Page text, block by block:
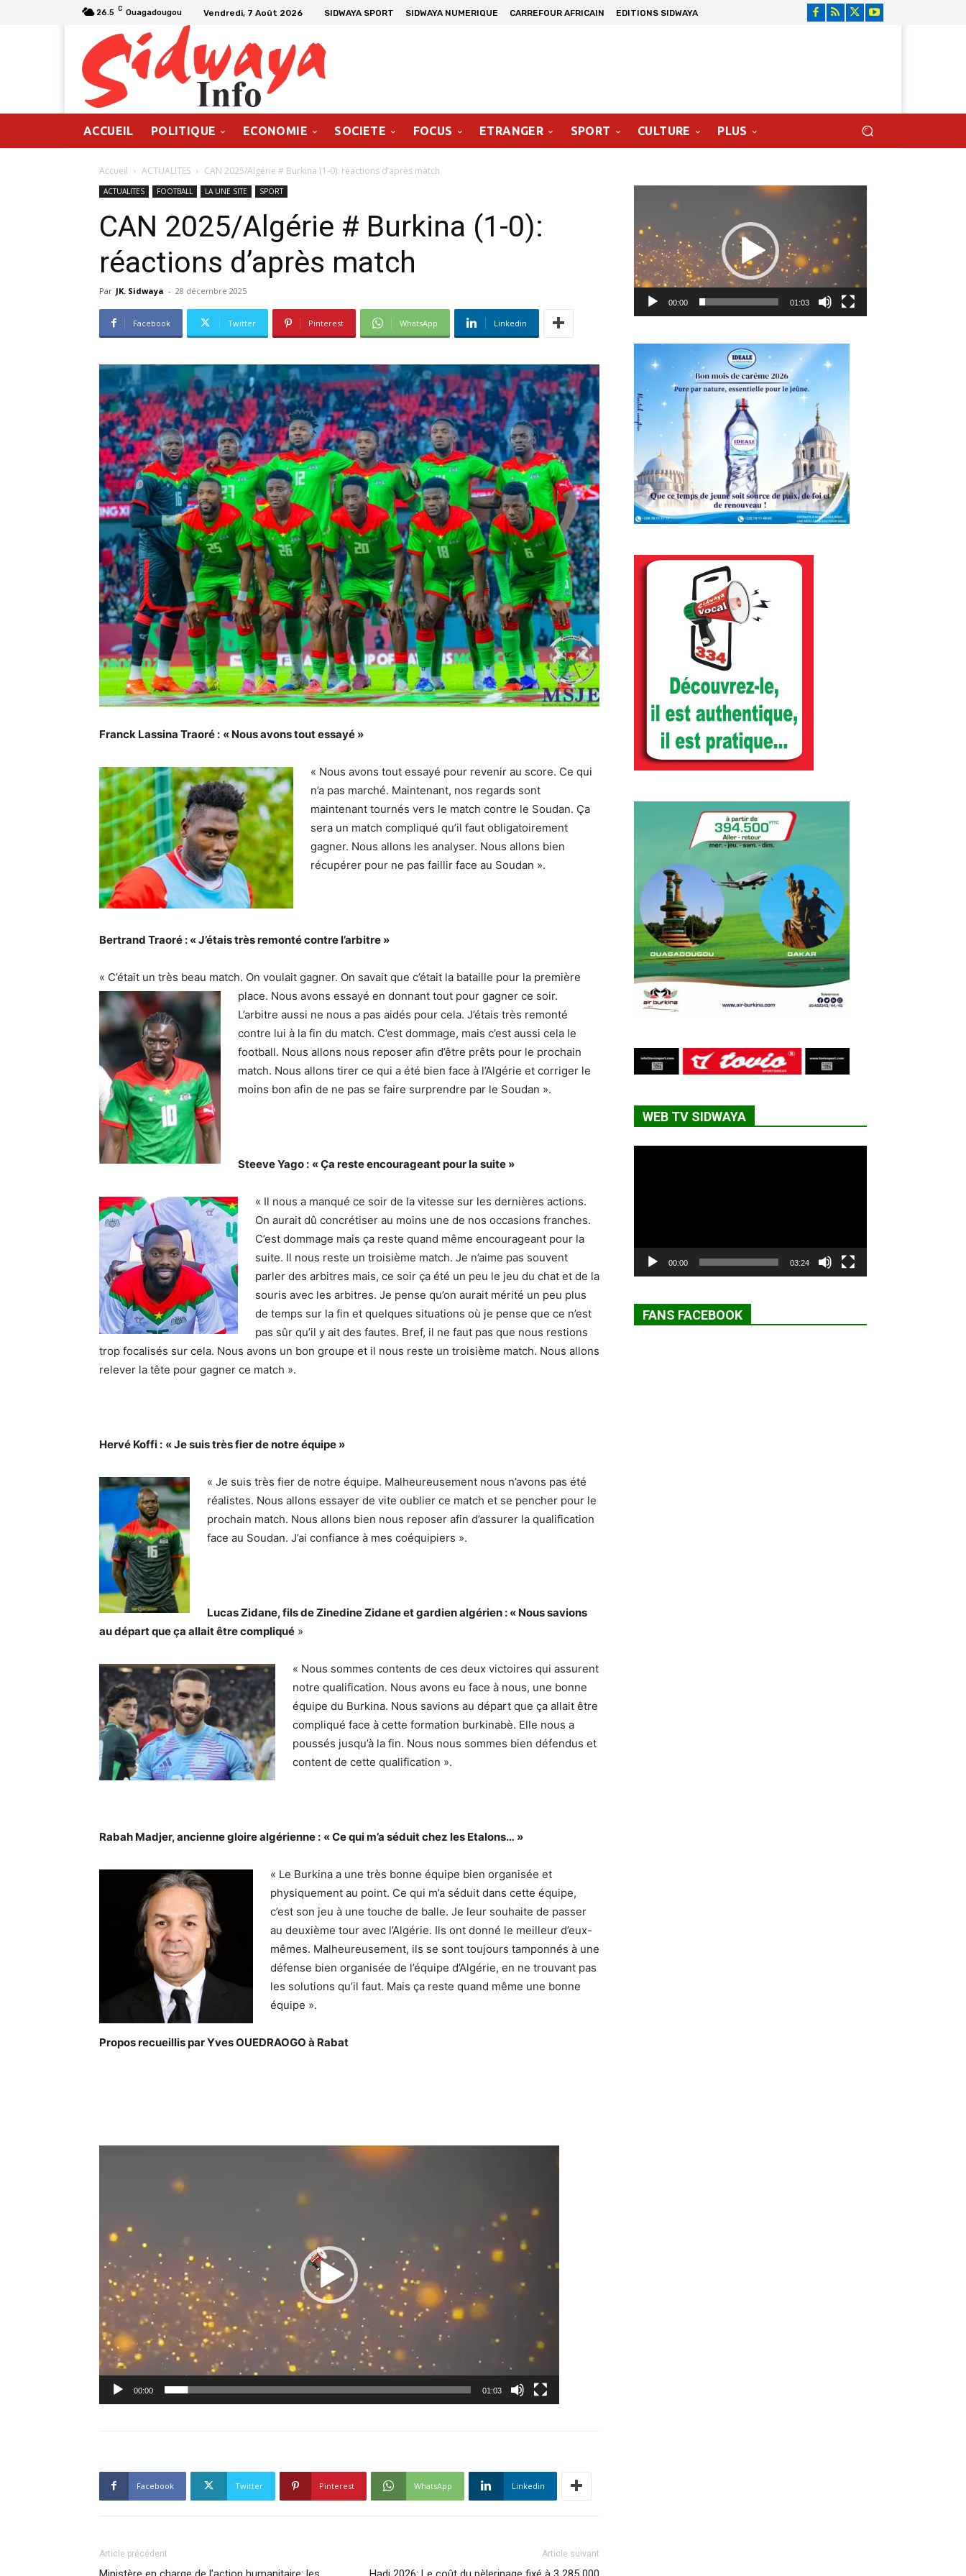
26.5 C Ouagadougou Vendredi, 7 Août 2026 SIDWAYA SPORT SIDWAYA NUMERIQUE CARREFOUR AFRICAIN EDITIONS SIDWAYA
ACCUEIL POLITIQUE ECONOMIE SOCIETE FOCUS ETRANGER SPORT CULTURE PLUS
Accueil ACTUALITES CAN 2025/Algérie # Burkina (1-0): réactions d’après match
ACTUALITES FOOTBALL LA UNE SITE SPORT
CAN 2025/Algérie # Burkina (1-0):
réactions d’après match
Par JK. Sidwaya - 28 décembre 2025
Facebook Twitter Pinterest WhatsApp Linkedin
Franck Lassina Traoré : « Nous avons tout essayé »
« Nous avons tout essayé pour revenir au score. Ce qui
n’a pas marché. Maintenant, nos regards sont
maintenant tournés vers le match contre le Soudan. Ça
sera un match compliqué qu’il faut obligatoirement
gagner. Nous allons les analyser. Nous allons bien
récupérer pour ne pas faillir face au Soudan ».
Bertrand Traoré : « J’étais très remonté contre l’arbitre »
« C’était un très beau match. On voulait gagner. On savait que c’était la bataille pour la première
place. Nous avons essayé en donnant tout pour gagner ce soir.
L’arbitre aussi ne nous a pas aidés pour cela. J’étais très remonté
contre lui à la fin du match. C’est dommage, mais c’est aussi cela le
football. Nous allons nous reposer afin d’être prêts pour le prochain
match. Nous allons tirer ce qui a été bien face à l’Algérie et corriger le
moins bon afin de ne pas se faire surprendre par le Soudan ».
Steeve Yago : « Ça reste encourageant pour la suite »
« Il nous a manqué ce soir de la vitesse sur les dernières actions.
On aurait dû concrétiser au moins une de nos occasions franches.
C’est dommage mais ça reste quand même encourageant pour la
suite. Il nous reste un troisième match. Je n’aime pas souvent
parler des arbitres mais, ce soir ça été un peu le jeu du chat et de la
souris avec les arbitres. Je pense qu’on aurait mérité un peu plus
de temps sur la fin et quelques situations où je pense que ce n’est
pas sûr qu’il y ait des fautes. Bref, il ne faut pas que nous restions
trop focalisés sur cela. Nous avons un bon groupe et il nous reste un troisième match. Nous allons
relever la tête pour gagner ce match ».
Hervé Koffi : « Je suis très fier de notre équipe »
« Je suis très fier de notre équipe. Malheureusement nous n’avons pas été
réalistes. Nous allons essayer de vite oublier ce match et se pencher pour le
prochain match. Nous allons bien nous reposer afin d’assurer la qualification
face au Soudan. J’ai confiance à mes coéquipiers ».
Lucas Zidane, fils de Zinedine Zidane et gardien algérien : « Nous savions
au départ que ça allait être compliqué »
« Nous sommes contents de ces deux victoires qui assurent
notre qualification. Nous avons eu face à nous, une bonne
équipe du Burkina. Nous savions au départ que ça allait être
compliqué face à cette formation burkinabè. Elle nous a
poussés jusqu’à la fin. Nous nous sommes bien défendus et
content de cette qualification ».
Rabah Madjer, ancienne gloire algérienne : « Ce qui m’a séduit chez les Etalons… »
« Le Burkina a une très bonne équipe bien organisée et
physiquement au point. Ce qui m’a séduit dans cette équipe,
c’est son jeu à une touche de balle. Je leur souhaite de passer
au deuxième tour avec l’Algérie. Ils ont donné le meilleur d’eux-
mêmes. Malheureusement, ils se sont toujours tamponnés à une
défense bien organisée de l’équipe d’Algérie, en ne trouvant pas
les solutions qu’il faut. Mais ça reste quand même une bonne
équipe ».
Propos recueillis par Yves OUEDRAOGO à Rabat
Lecteur
00:00 01:03
Facebook Twitter Pinterest WhatsApp Linkedin
Article précédent Article suivant
00:00 01:03
WEB TV SIDWAYA
00:00 03:24
FANS FACEBOOK